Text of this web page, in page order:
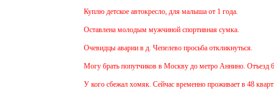
Куплю детское автокресло, для малыша от 1 года.
Оставлена молодым мужчиной спортивная сумка.
Очевидцы аварии в д. Чепелево просьба откликнуться.
Могу брать попутчиков в Москву до метро Аннино. Отъезд
У кого сбежал хомяк. Сейчас временно проживает в 48